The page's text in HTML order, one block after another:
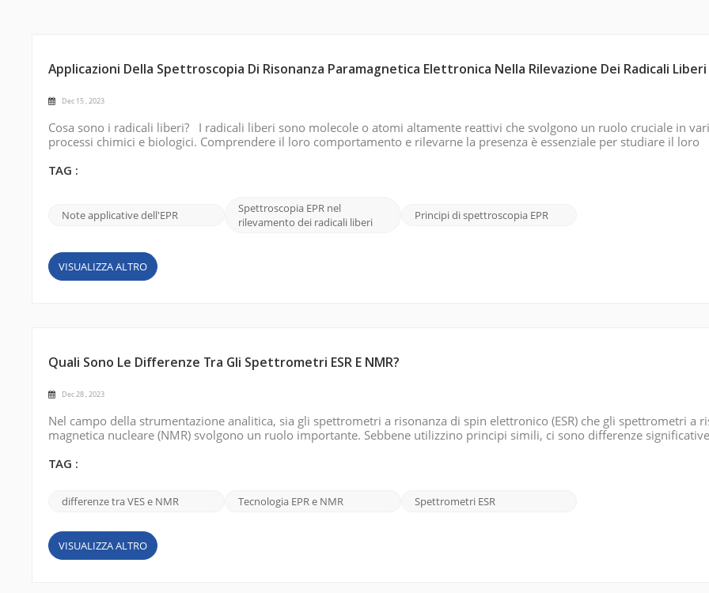
Applicazioni Della Spettroscopia Di Risonanza Paramagnetica Elettronica Nella Rilevazione Dei Radicali Liberi
Dec 15 , 2023
Cosa sono i radicali liberi? I radicali liberi sono molecole o atomi altamente reattivi che svolgono un ruolo cruciale in vari
processi chimici e biologici. Comprendere il loro comportamento e rilevarne la presenza è essenziale per studiare il loro
tramite Internet Prin...
TAG :
Note applicative dell'EPR
Spettroscopia EPR nel
rilevamento dei radicali liberi
Principi di spettroscopia EPR
VISUALIZZA ALTRO
Quali Sono Le Differenze Tra Gli Spettrometri ESR E NMR?
Dec 28 , 2023
Nel campo della strumentazione analitica, sia gli spettrometri a risonanza di spin elettronico (ESR) che gli spettrometri a
magnetica nucleare (NMR) svolgono un ruolo importante. Sebbene utilizzino principi simili, ci sono differenze
comportamen...
TAG :
differenze tra VES e NMR Tecnologia EPR e NMR Spettrometri ESR
VISUALIZZA ALTRO